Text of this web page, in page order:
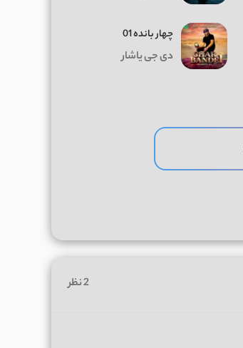
چهار بانده 01
دی جی یاشار
2 نظر